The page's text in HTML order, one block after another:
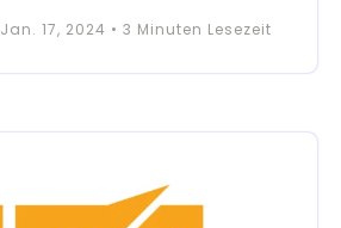
Jan. 17, 2024 • 3 Minuten Lesezeit